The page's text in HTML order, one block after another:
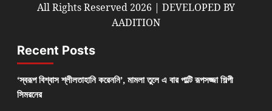
All Rights Reserved 2026 | DEVELOPED BY
AADITION
Recent Posts
‘স্বরূপ বিশ্বাস শ্লীলতাহানি করেননি’, মামলা তুলে এ বার পাল্টি রূপসজ্জা শিল্পী
সিমরনের